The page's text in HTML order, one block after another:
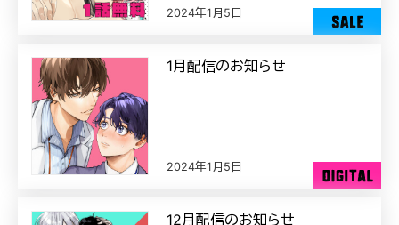
2024年1月5日
1月配信のお知らせ
2024年1月5日
12月配信のお知らせ